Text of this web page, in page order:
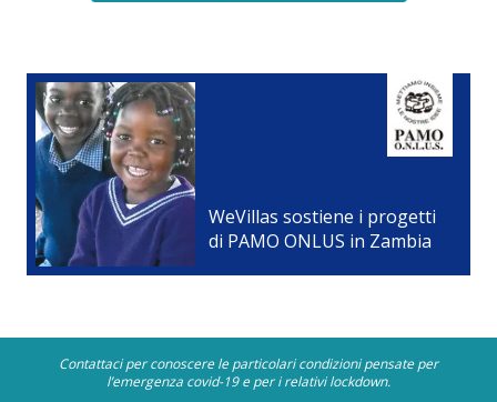
WeVillas sostiene i progetti
di PAMO ONLUS in Zambia
Contattaci per conoscere le particolari condizioni pensate per
l’emergenza covid-19 e per i relativi lockdown.